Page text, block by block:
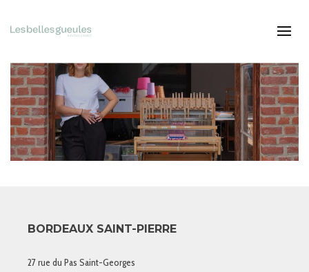
BORDEAUX SAINT-PIERRE
27 rue du Pas Saint-Georges